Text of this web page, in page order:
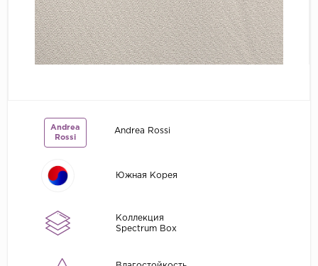
Marburg
..
Prima Italiana
Andrea
Rossi
Andrea Rossi
Южная Корея
Коллекция
Spectrum Box